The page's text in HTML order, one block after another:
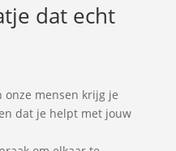
dat echt
onze mensen krijg je
dat je helpt met jouw